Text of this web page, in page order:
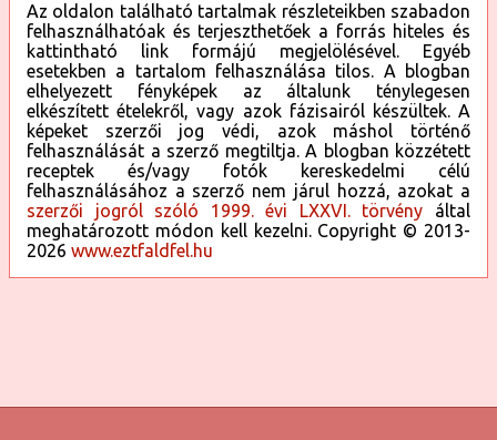
Az oldalon található tartalmak részleteikben szabadon
felhasználhatóak és terjeszthetőek a forrás hiteles és
kattintható link formájú megjelölésével. Egyéb
esetekben a tartalom felhasználása tilos. A blogban
elhelyezett fényképek az általunk ténylegesen
elkészített ételekről, vagy azok fázisairól készültek. A
képeket szerzői jog védi, azok máshol történő
felhasználását a szerző megtiltja. A blogban közzétett
receptek és/vagy fotók kereskedelmi célú
felhasználásához a szerző nem járul hozzá, azokat a
szerzői jogról szóló 1999. évi LXXVI. törvény által
meghatározott módon kell kezelni. Copyright © 2013-
2026 www.eztfaldfel.hu